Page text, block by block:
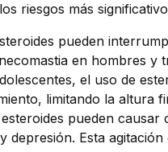
riesgos más
pueden
en hombres y
el uso de
limitando la altura
pueden causar
depresión. Esta